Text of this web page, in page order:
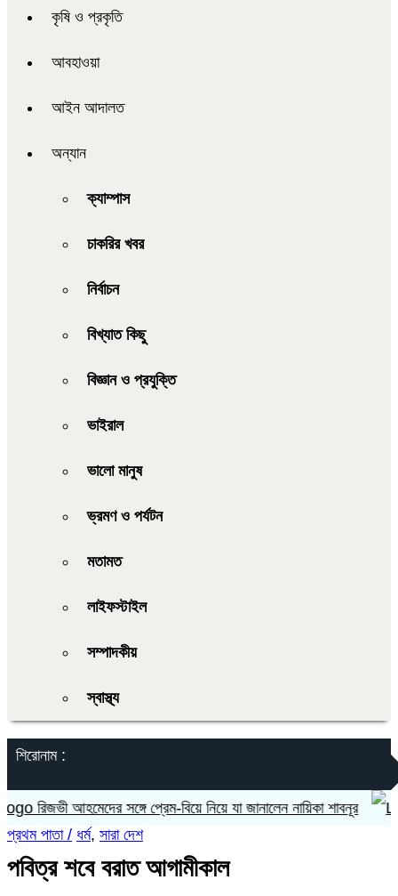
কৃষি ও প্রকৃতি
আবহাওয়া
আইন আদালত
অন্যান
ক্যাম্পাস
চাকরির খবর
নির্বাচন
বিখ্যাত কিছু
বিজ্ঞান ও প্রযুক্তি
ভাইরাল
ভালো মানুষ
ভ্রমণ ও পর্যটন
মতামত
লাইফস্টাইল
সম্পাদকীয়
স্বাস্থ্য
শিরোনাম :
রিজভী আহমেদের সঙ্গে প্রেম-বিয়ে নিয়ে যা জানালেন নায়িকা শাবনূর
প্রথম পাতা / ধর্ম, সারা দেশ
পবিত্র শবে বরাত আগামীকাল